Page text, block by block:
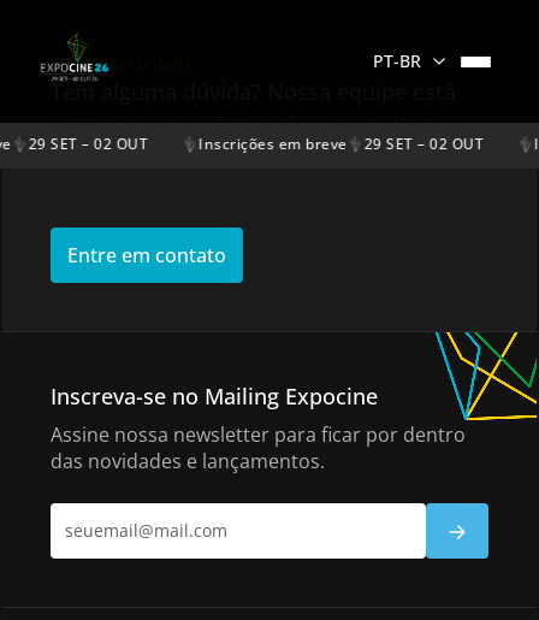
PT-BR
29 SET – 02 OUT Inscrições em breve 29 SET – 02 OUT
Entre em contato
Tem alguma dúvida? Nossa equipe está
pronta para ajudar você a aproveitar ao
máximo o evento.
Entre em contato
Inscreva-se no Mailing Expocine
Assine nossa newsletter para ficar por dentro
das novidades e lançamentos.